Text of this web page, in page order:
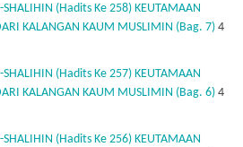
SHALIHIN (Hadits Ke 258) KEUTAMAAN
KALANGAN KAUM MUSLIMIN (Bag. 7) 4
SHALIHIN (Hadits Ke 257) KEUTAMAAN
KALANGAN KAUM MUSLIMIN (Bag. 6) 4
SHALIHIN (Hadits Ke 256) KEUTAMAAN